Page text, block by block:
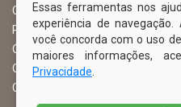
Chefe de Gabinete
Procuradoria Geral
Órgão de Controle Interno
Organograma
Comissão Permanente de
Essas ferramentas nos
experiência de navegação.
você concorda com o uso
maiores informações,
Privacidade